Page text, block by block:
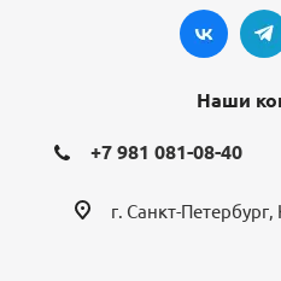
Наши
+7 981 081-08-40
г. Санкт-